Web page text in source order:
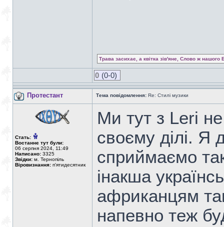
Трава засихає, а квітка зів'яне, Слово ж нашого
0 (0-0)
Протестант Тема повідомлення: Re: Стилі музики
Стать:
Востаннє тут були:
06 серпня 2024, 11:49
Написано: 3325
Звідки: м. Тернопіль
Віровизнання: п'ятидесятник
Ми тут з Leri
своєму ділі.
сприймаємо
інакша
африканцям
напевно теж